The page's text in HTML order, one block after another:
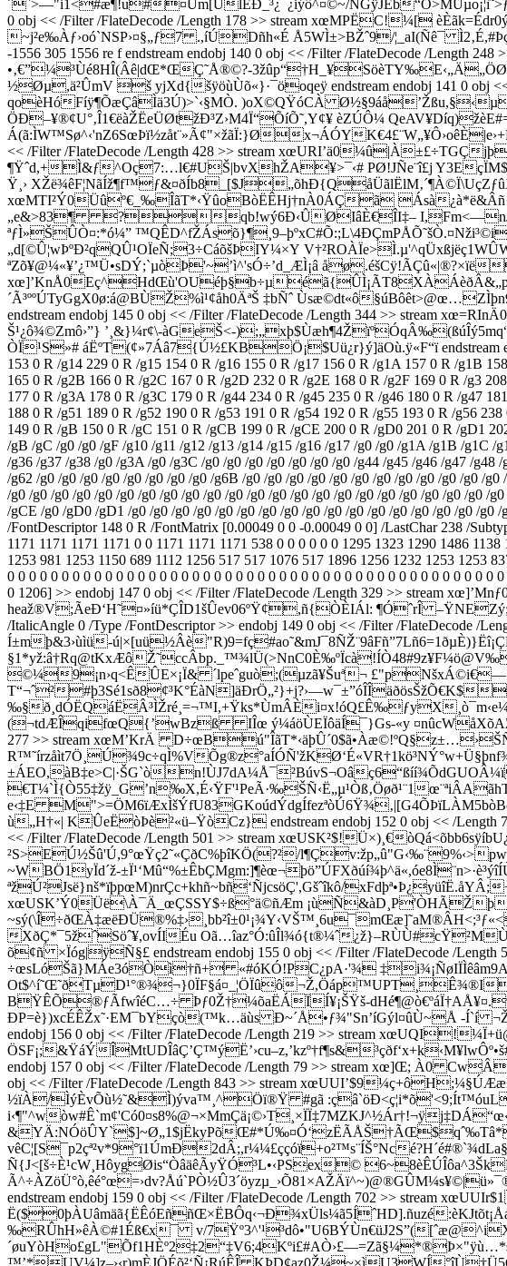
´`>—"i1<#æ¶!u#¤Um[UlËÐ_³¿¯¿iýô^¤©~/ÑGÿJÈb
0 obj << /Filter /FlateDecode /Length 178 >> stream xœMPËC!¼[
~j²e‰Àƒ›oó`NSP›¤§„ƒ7 .,íÚDñh«É Å5WÌ±>BŽˆ9/¦_aI(Ñê¯
-1556 305 1556 re f endstream endobj 140 0 obj << /Filter /FlateDecode /
•‚€”¼³Ùé8HÎ(Âê|dŒ*ŒÇ˜Å®©?-
½­Øµ,ä²ÛmV š yjXd{šÿöùÙõ«}·¯öoqeÿ endstream endobj 141 0 obj
qoèHóFíÿ¶ÕæÇâÌä3Ú)>`‹§MÒ. )oX©QŸóCÀ
ÖÐ–¥®¢U°‚Î1€ëàŽËeÜØtžÐ³Z›M4Ï“ÕíÕ˜,Y¢¥ èZÚÔ¼
Á(ã:ÌW™Sø^‹'nZ6SœÞï½zåt¨»Ã¢"×žãÏ:}Øx¬ÁÓY
<< /Filter /FlateDecode /Length 428 >> stream
¶Ÿˆd,+Ì&ƒ^Oç7:…l€#UŠ|bvXhŽA¥>¯‹# PØ!JÑe¨î£j Y3E
Ÿ¸›
xœMTI²Ý0Üûº€_‰ÎãT*‹ŸûoBòËÊHj†nÀ0ÁÇã Ásà
„e&>83¶ ?qb!wý6Ð‹ÛØIâÈ€ÎI‡–
ªƒÌ»ŠÛÒ¤:*ó¼”
„d[©Û¦wÞºÐ²qQÛ¹OÏeÑ;3÷CáõšÞIY¼×Y
ªZõ¥@¼«¥’¿™Ü•sDÝ;`µòÞ'~’ì^'sÓ÷’d_ÆÌ¡â åø.éšCÿ!ÃÇû«|®?×ïë
´Ã³ººÚTyGgX0ø:á@BÙŽ%ì¹¢åh0ÄªŠ ‡bÑˆ Ùsæ©dt«ô
endstream endobj 145 0 obj << /Filter /FlateDecode /Length 344 >> stream
Š¹¿ô¾©Zmô›”} ’¸&}¼r¢\-àGeŠ<-
ÒÏ¹S»# áËºT(¢»7Áâ7{Ú½£KBÖ¡$Uü¿r}ý]äOù.ÿ«F“ï endstream
153 0 R /g14 229 0 R /g15 154 0 R /g16 155 0 R /g17 156 0 R /g1A 157 0 R /g1B
165 0 R /g2B 166 0 R /g2C 167 0 R /g2D 232 0 R /g2E 168 0 R /g2F 169 0 R /g3
177 0 R /g3A 178 0 R /g3C 179 0 R /g44 234 0 R /g45 235 0 R /g46 180 0 R /g47
188 0 R /g51 189 0 R /g52 190 0 R /g53 191 0 R /g54 192 0 R /g55 193 0 R /g56
149 0 R /gB 150 0 R /gC 151 0 R /gCB 199 0 R /gCE 200 0 R /gD0 201 0 R /gD1
/gB /gC /g0 /g0 /gF /g10 /g11 /g12 /g13 /g14 /g15 /g16 /g17 /g0 /g0 /g1A /g1B /g1C
/g36 /g37 /g38 /g0 /g3A /g0 /g3C /g0 /g0 /g0 /g0 /g0 /g0 /g0 /g44 /g45 /g46 /g47 /
/g62 /g0 /g0 /g0 /g0 /g0 /g0 /g0 /g0 /g6B /g0 /g0 /g0 /g0 /g0 /g0 /g0 /g0 /g0 /g0 /g0 /
/g0 /g0 /g0 /g0 /g0 /g0 /g0 /g0 /g0 /g0 /g0 /g0 /g0 /g0 /g0 /g0 /g0 /g0 /g0 /g0 /g0 /g0 /
/gCE /g0 /gD0 /gD1 /g0 /g0 /g0 /g0 /g0 /g0 /g0 /g0 /g0 /g0 /g0 /g0 /g0 /g0 /g0 /g0 /
/FontDescriptor 148 0 R /FontMatrix [0.00049 0 0 -0.00049 0 0] /LastChar 238 /
1171 1171 1171 1171 0 0 1171 1171 1171 538 0 0 0 0 0 0 1295 1323 1290 1486
1253 981 1253 1150 689 1112 1256 517 517 1076 517 1896 1256 1232 1253 1253
0 0 0 0 0 0 0 0 0 0 0 0 0 0 0 0 0 0 0 0 0 0 0 0 0 0 0 0 0 0 0 0 0 0 0 0 0 0 0 0 0 0 0 0
0 1206] >> endobj 147 0 obj << /Filter /FlateDecode /Length 329 >>
heaž®V;ÃeÐ‘H˜¤»íü*ÇÎD1šÛev06ºŸ¢,ñ{ÒÈIÁl: ¶ÓˆrÎ
/ItalicAngle 0 /Type /FontDescriptor >> endobj 149 0 obj << /Filter /
Í±mþ&3›ùìü-ú|×[uü½Âè
©¼9¡n›q<ÊÛE×¡Ï& ´lpeˆguò;(µzã¥Šuª¬
T“¬ˆ²#þ3Sé1sð8¢³K°ÉàN]äÐrÖ„²}+j?›—w¯±”óÎÎäðösŠžÕ€K$
‰§ð¸dÓËQáËÂ³ÌŽré¸=¬™I,+Ÿks*ÙmÂÈi¤x!óQ£Ê‰ƒyX
(¬tdÆÎqifœQ{’wBzß IÎœ ý¼áöÙEÏôäÍ¯}Gs-«y
277 >> stream xœM’KrÄ
R™˜írzåìt7Ö¸Ú¾9c÷qÌ%V
±ÁEO,àB‡e>C|·ŠG`òn!ÙJ7dA¼Å¯²BúvS¬Oâ
€T¼`Ì{Ò55‡žÿ_G’n‰X,É‹ŸF'¹PeÃ·‰ŠÑ‹Ë„µ¹Òß‚Öøð¹¨1
e‹‡E
ù„H†«| KÛeËòÞè²«ü–ŸòCz} endstream endobj 152 0 obj << /Length 79
<< /Filter /FlateDecode /Length 501 >> stream xœUSK²$!Ü×)¸€
²S>EÚ½Šû'Ú,9°œŸç2˜«ÇðC%þîKÖ(?²/
~WBÖ1yÏd´ž-
ªžÚ²Jsë}nš*ïþpœM)nrÇc+khñ~bñ‘ÑjcsöÇ',Gšˆîkô/
xœUSK’Ý0Üë\À¯Ä_œÇSSY$÷ß°ä©ñÆm
XðÇ*¯5žˆSöˆ¥,ovÍIÉu Oã…îaz°Ó:ûÎl¾ó{t®¼ˆ
õ¢ñ ×Ïóg|ÿÑ§£ endstream endobj 155 0 obj << /Filter /FlateDecode /
÷œsLóŠã}MÁe3óÒì†ñ+ «#óKÓ!PC¿pA·'¾
Ot$^í˜Œ˜ðTµD¹°®¾¬}0ÏF§á¤_¦ÖÏûô¬Ž,Öáp™UPT¸Ê¾®I
BŸÊÕ®ƒÃfwîéC…÷ Þƒ0Ž†¼õaËÁÏÍ¥¡ŠŸš-
ÐP=è})xcÉÊŽx˜­·EM¯bYçò(™k…äùs Ð~´Å•ƒ¾"Sn’íGýl¤ûÙ~Å -Í`í
endobj 156 0 obj << /Filter /FlateDecode /Length 219 >> stream
ÖSF¡;&ŸáÝÎMtUDÎâÇ’Ç™ýË’›cu–z,’kzº†f¶s&
endobj 157 0 obj << /Filter /FlateDecode /Length 79 >> stream xœ]Œ; À0
obj << /Filter /FlateDecode /Length 843 >> stream
½ïÀ/ÌýÈvÕù½˜&Ì)ýva™¸^Öï®Ÿ #gã
i‹¶"^w
&YÄ:NÓöÛY`$]~Ø„1$jËkyPõ
vêC¦[S¯p2çª²v*9°ï1ÚmÐ2dÂ;,r¼¼£ççóï+o²™s¨ÍŠ°Nc
Ñ{J<[š÷È¹cW¸HôygØis“ÒâäêÃyŸÓ³L•‹PS­ex©
endstream endobj 159 0 obj << /Filter /FlateDecode /Length 702 >> stream
Ë($0þÀUâmäã{ËÊóEññŒ×ËBÔq‹¬Ð¾xÜls¼ã5ÍˆHD].ñuzé
‰RÛhH»êÀ©#1Éß€x¯ v/7Ÿº3^'¹³dô•"U6BÝÙn€üJ2S”(
™’*UV¼]z–›‹r)mÈJÖÉõ²‘Ñ¡RúÊÎ KÞD¢az0Ž¼~×ìU3WÍ